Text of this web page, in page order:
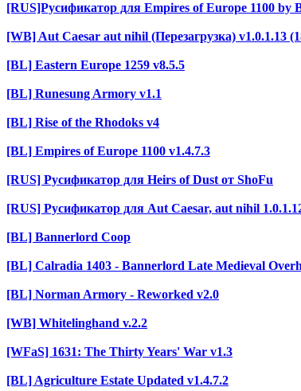
[RUS]Русификатор для Empires of Europe 1100 by
[WB] Aut Caesar aut nihil (Перезагрузка) v1.0.1.13
[BL] Eastern Europe 1259 v8.5.5
[BL] Runesung Armory v1.1
[BL] Rise of the Rhodoks v4
[BL] Empires of Europe 1100 v1.4.7.3
[RUS] Русификатор для Heirs of Dust от ShoFu
[RUS] Русификатор для Aut Caesar, aut nihil
[BL] Bannerlord Coop
[BL] Calradia 1403 - Bannerlord Late Medieval
[BL] Norman Armory - Reworked v2.0
[WB] Whitelinghand v.2.2
[WFaS] 1631: The Thirty Years' War v1.3
[BL] Agriculture Estate Updated v1.4.7.2